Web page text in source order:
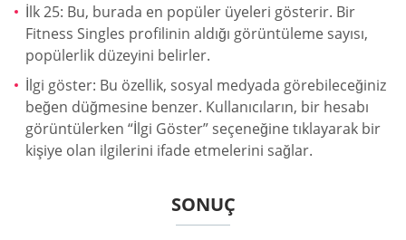
İlk 25: Bu, burada en popüler üyeleri gösterir. Bir
Fitness Singles profilinin aldığı görüntüleme sayısı,
popülerlik düzeyini belirler.
İlgi göster: Bu özellik, sosyal medyada görebileceğiniz
beğen düğmesine benzer. Kullanıcıların, bir hesabı
görüntülerken “İlgi Göster” seçeneğine tıklayarak bir
kişiye olan ilgilerini ifade etmelerini sağlar.
SONUÇ